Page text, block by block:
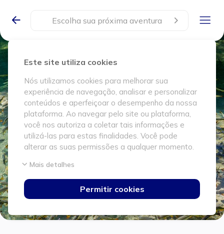
Este site utiliza cookies
Nós utilizamos cookies para melhorar sua
experiência de navegação, analisar e personalizar
conteúdos e aperfeiçoar o desempenho da nossa
plataforma. Ao navegar pelo site ou plataforma,
você nos autoriza a coletar tais informações e
utilizá-las para estas finalidades. Você pode
alterar as suas permissões a qualquer momento.
Mais detalhes
Permitir cookies
Escolha sua próxima aventura